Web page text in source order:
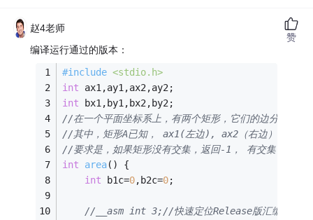
赵4老师
编译运行通过的版本：
#include <stdio.h>
int ax1,ay1,ax2,ay2;
int bx1,by1,bx2,by2;
//在一个平面坐标系上，有两个矩形，它们的边分别平行
//其中，矩形A已知， ax1(左边), ax2（右边）, ay1
//要求是，如果矩形没有交集，返回-1， 有交集，返回
int
area()
{
int b1c=0,b2c=0;
//__asm int 3;//快速定位Release版汇编代码用
赞